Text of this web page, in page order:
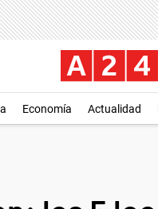
Economía Actualidad